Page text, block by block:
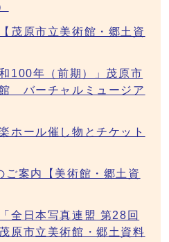
茂原市立美術館・郷土資
100年（前期）」茂原市
バーチャルミュージア
ホール催し物とチケット
ご案内【美術館・郷土資
全日本写真連盟 第28回
原市立美術館・郷土資料